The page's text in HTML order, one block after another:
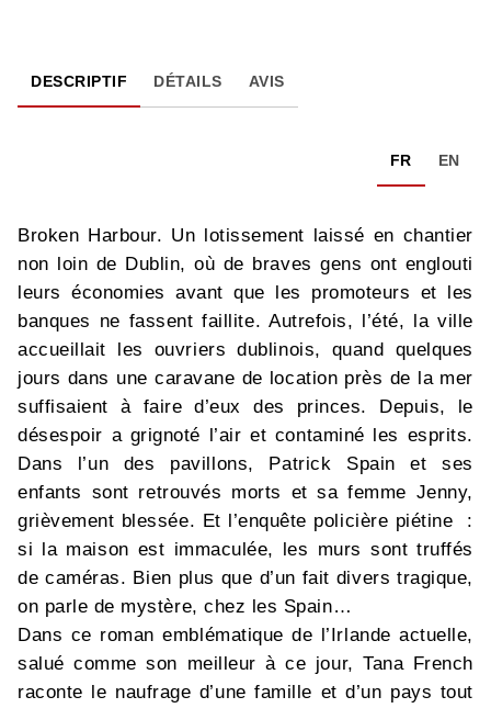
DESCRIPTIF DÉTAILS AVIS
FR EN
Broken Harbour. Un lotissement laissé en chantier
non loin de Dublin, où de braves gens ont englouti
leurs économies avant que les promoteurs et les
banques ne fassent faillite. Autrefois, l’été, la ville
accueillait les ouvriers dublinois, quand quelques
jours dans une caravane de location près de la mer
suffisaient à faire d’eux des princes. Depuis, le
désespoir a grignoté l’air et contaminé les esprits.
Dans l’un des pavillons, Patrick Spain et ses
enfants sont retrouvés morts et sa femme Jenny,
grièvement blessée. Et l’enquête policière piétine :
si la maison est immaculée, les murs sont truffés
de caméras. Bien plus que d’un fait divers tragique,
on parle de mystère, chez les Spain…
Dans ce roman emblématique de l’Irlande actuelle,
salué comme son meilleur à ce jour, Tana French
raconte le naufrage d’une famille et d’un pays tout